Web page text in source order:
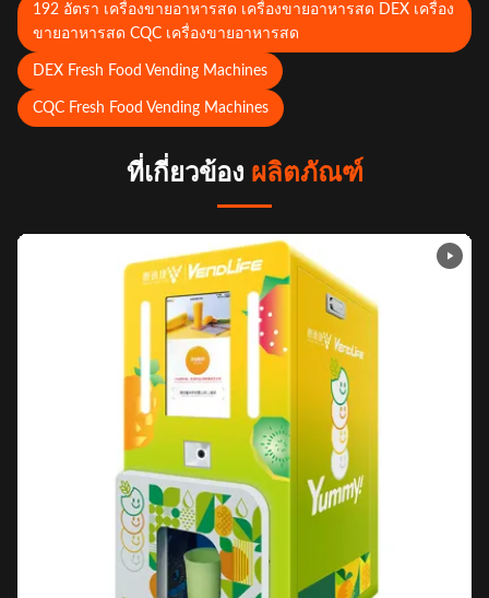
192 อัตรา เครื่องขายอาหารสด เครื่องขายอาหารสด DEX เครื่อง
ขายอาหารสด CQC เครื่องขายอาหารสด
DEX Fresh Food Vending Machines
CQC Fresh Food Vending Machines
ที่เกี่ยวข้อง ผลิตภัณฑ์